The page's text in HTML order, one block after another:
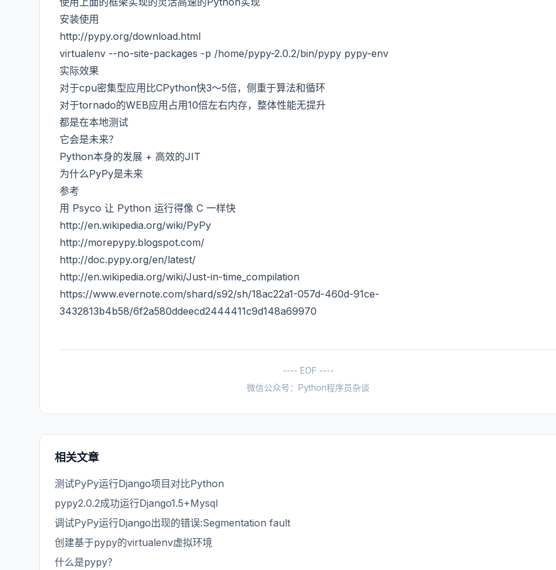
安装使用
http://pypy.org/download.html
virtualenv --no-site-packages -p /home/pypy-2.0.2/bin/pypy pypy-env
实际效果
对于cpu密集型应用比CPython快3～5倍，侧重于算法和循环
对于tornado的WEB应用占用10倍左右内存，整体性能无提升
都是在本地测试
它会是未来？
Python本身的发展 + 高效的JIT
为什么PyPy是未来
参考
用 Psyco 让 Python 运行得像 C 一样快
http://en.wikipedia.org/wiki/PyPy
http://morepypy.blogspot.com/
http://doc.pypy.org/en/latest/
http://en.wikipedia.org/wiki/Just-in-time_compilation
https://www.evernote.com/shard/s92/sh/18ac22a1-057d-460d-91ce-
3432813b4b58/6f2a580ddeecd2444411c9d148a69970
---- EOF ----
微信公众号：Python程序员杂谈
相关文章
测试PyPy运行Django项目对比Python
pypy2.0.2成功运行Django1.5+Mysql
调试PyPy运行Django出现的错误:Segmentation fault
创建基于pypy的virtualenv虚拟环境
什么是pypy？